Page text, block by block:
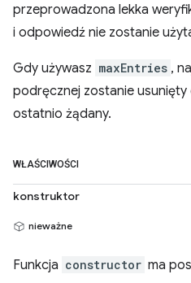
przeprowadzona lekka
i odpowiedź nie zostanie
Gdy używasz maxEntries ,
podręcznej zostanie usunięty
ostatnio żądany.
WŁAŚCIWOŚCI
konstruktor
nieważne
Funkcja constructor ma